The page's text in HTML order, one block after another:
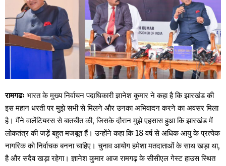
रामगढः भारत के मुख्य निर्वाचन पदाधिकारी ज्ञानेश कुमार ने कहा है कि झारखंड की
इस महान धरती पर मुझे सभी से मिलने और उनका अभिवादन करने का अवसर मिला
है। मैंने वालेंटियरस से बातचीत की, जिसके दौरान मुझे एहसास हुआ कि झारखंड में
लोकतंत्र की जड़ें बहुत मजबूत हैं। उन्होंने कहा कि 18 वर्ष से अधिक आयु के प्रत्येक
नागरिक को निर्वाचक बनना चाहिए। चुनाव आयोग हमेशा मतदाताओं के साथ खड़ा था,
है और सदैव खड़ा रहेगा। ज्ञानेश कुमार आज रामगढ़ के सीसीएल गेस्ट हाउस स्थित